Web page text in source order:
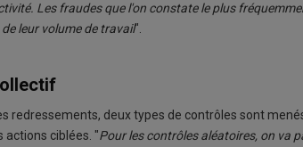
Les fraudes que l'on constate le plus
leur volume de travail".
redressements, deux types de contrôles sont
actions ciblées. "Pour les contrôles aléatoires, on va